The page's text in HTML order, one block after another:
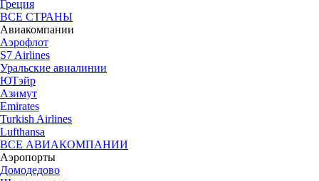
Греция
ВСЕ СТРАНЫ
Авиакомпании
Аэрофлот
S7 Airlines
Уральские авиалинии
ЮТэйр
Азимут
Emirates
Turkish Airlines
Lufthansa
ВСЕ АВИАКОМПАНИИ
Аэропорты
Домодедово